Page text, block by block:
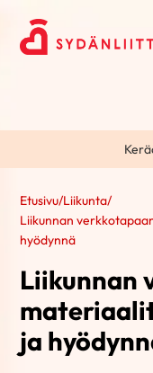
Etusivu/Liikunta/
Liikunnan
hyödynnä
Liikunnan
ja